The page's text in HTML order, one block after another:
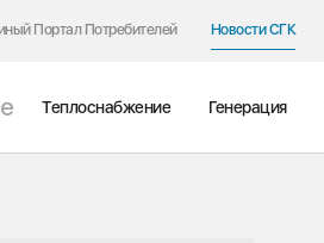
Портал Потребителей Новости СГК
Теплоснабжение Генерация